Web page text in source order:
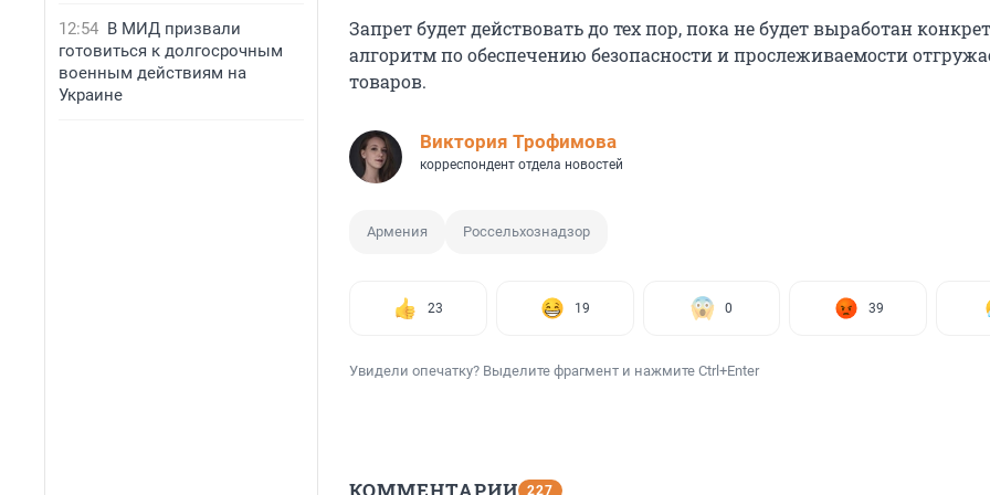
12:54 В МИД призвали
готовиться к долгосрочным
военным действиям на
Украине
Запрет будет действовать до тех пор, пока не будет выработан
алгоритм по обеспечению безопасности и прослеживаемости
товаров.
Виктория Трофимова
корреспондент отдела новостей
Армения Россельхознадзор
23 19 0 39
Увидели опечатку? Выделите фрагмент и нажмите Ctrl+Enter
227